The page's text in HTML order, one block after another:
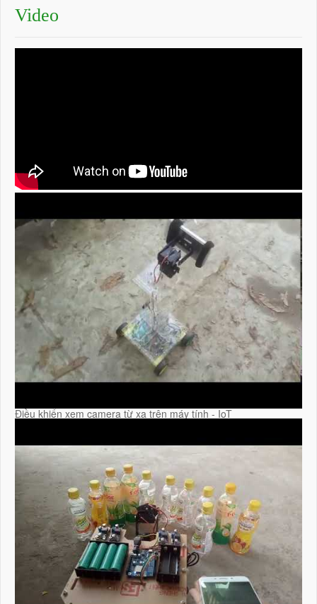
Video
Điều khiển xem camera từ xa trên máy tính - IoT